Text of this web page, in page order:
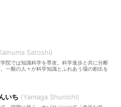
Satoshi
院では知識科学を専攻。科学進歩と共に分断
一般の人々が科学知識とふれあう場の創出を
いち Yamaga Shunichi